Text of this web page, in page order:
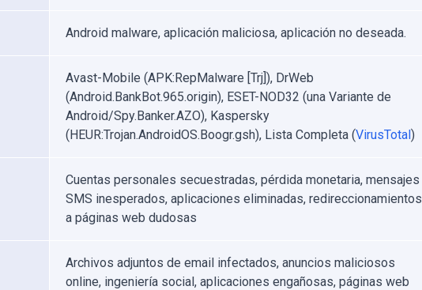
Android malware, aplicación maliciosa, aplicación no deseada.
Avast-Mobile (APK:RepMalware [Trj]), DrWeb
(Android.BankBot.965.origin), ESET-NOD32 (una Variante de
Android/Spy.Banker.AZO), Kaspersky
(HEUR:Trojan.AndroidOS.Boogr.gsh), Lista Completa (VirusTotal)
Cuentas personales secuestradas, pérdida monetaria, mensajes
SMS inesperados, aplicaciones eliminadas, redireccionamientos
a páginas web dudosas
Archivos adjuntos de email infectados, anuncios maliciosos
online, ingeniería social, aplicaciones engañosas, páginas web